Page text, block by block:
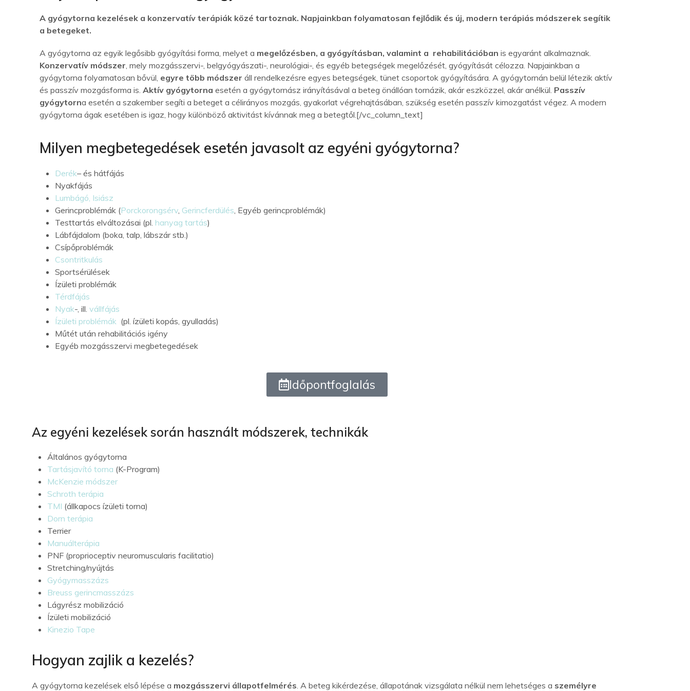
A gyógytorna kezelések a konzervatív terápiák közé tartoznak. Napjainkban folyamatosan fejlődik és új, modern terápiás módszerek segítik
a betegeket.
A gyógytorna az egyik legősibb gyógyítási forma, melyet a megelőzésben, a gyógyításban, valamint a rehabilitációban is egyaránt alkalmaznak.
Konzervatív módszer , mely mozgásszervi-, belgyógyászati-, neurológiai-, és egyéb betegségek megelőzését, gyógyítását célozza. Napjainkban a
gyógytorna folyamatosan bővül, egyre több módszer áll rendelkezésre egyes betegségek, tünet csoportok gyógyítására. A gyógytornán belül létezik aktív
és passzív mozgásforma is.Aktív gyógytorna esetén a gyógytornász irányításával a beteg önállóan tornázik, akár eszközzel, akár anélkül. Passzív
gyógytorna esetén a szakember segíti a beteget a célirányos mozgás, gyakorlat végrehajtásában, szükség esetén passzív kimozgatást végez. A modern
gyógytorna ágak esetében is igaz, hogy különböző aktivitást kívánnak meg a betegtől.[/vc_column_text]
Milyen megbetegedések esetén javasolt az egyéni gyógytorna?
Derék– és hátfájás
Nyakfájás
Lumbágó, Isiász
Gerincproblémák (Porckorongsérv Gerincferdülés , Egyéb gerincproblémák)
Testtartás elváltozásai (pl. hanyag tartás)
Lábfájdalom (boka, talp, lábszár stb.)
Csípőproblémák
Csontritkulás
Sportsérülések
Ízületi problémák
Térdfájás
Nyak-, ill.vállfájás
Ízületi problémák (pl. ízületi kopás, gyulladás)
Műtét után rehabilitációs igény
Egyéb mozgásszervi megbetegedések
Időpontfoglalás
Az egyéni kezelések során használt módszerek, technikák
Általános gyógytorna
Tartásjavító torna (K-Program)
McKenzie módszer
Schroth terápia
TMI (állkapocs ízületi torna)
Dorn terápia
Terrier
Manuálterápia
PNF (proprioceptiv neuromuscularis facilitatio)
Stretching/nyújtás
Gyógymasszázs
Breuss gerincmasszázs
Lágyrész mobilizáció
Ízületi mobilizáció
Kinezio Tape
Hogyan zajlik a kezelés?
A gyógytorna kezelések első lépése a mozgásszervi állapotfelmérés . A beteg kikérdezése, állapotának vizsgálata nélkül nem lehetséges a személyre